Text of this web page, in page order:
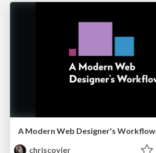
A Modern Web Designer's Workflow
chriscoyier